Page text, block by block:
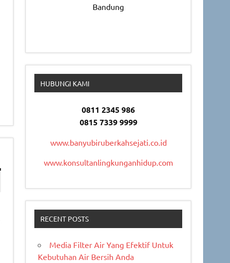
Bandung
HUBUNGI KAMI
0811 2345 986
0815 7339 9999
www.banyubiruberkahsejati.co.id
www.konsultanlingkunganhidup.com
RECENT POSTS
Media Filter Air Yang Efektif Untuk
Kebutuhan Air Bersih Anda